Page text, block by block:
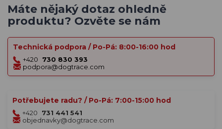
Máte nějaký dotaz ohledně
produktu? Ozvěte se nám
Technická podpora / Po-Pá: 8:00-16:00 hod
+420
730 830 393
podpora@dogtrace.com
Potřebujete radu? / Po-Pá: 7:00-15:00 hod
+420
731 441 541
objednavky@dogtrace.com